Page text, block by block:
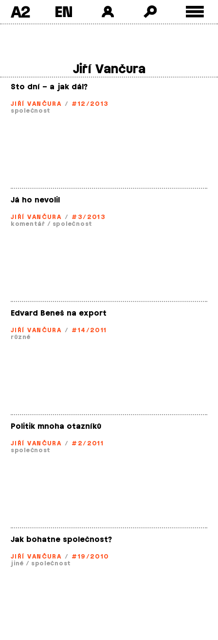
A2
Jiří Vančura
Sto dní – a jak dál?
JIŘÍ VANČURA / #12/2013
společnost
Já ho nevolil
JIŘÍ VANČURA / #3/2013
komentář / společnost
Edvard Beneš na export
JIŘÍ VANČURA / #14/2011
různé
Politik mnoha otazníků
JIŘÍ VANČURA / #2/2011
společnost
Jak bohatne společnost?
JIŘÍ VANČURA / #19/2010
jiné / společnost